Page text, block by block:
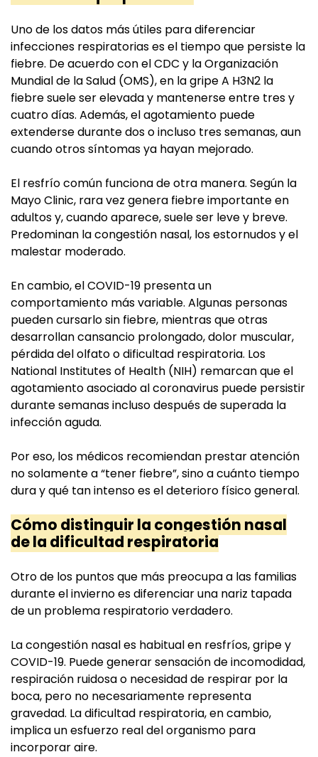
Uno de los datos más útiles para diferenciar
infecciones respiratorias es el tiempo que persiste la
fiebre. De acuerdo con el CDC y la Organización
Mundial de la Salud (OMS), en la gripe A H3N2 la
fiebre suele ser elevada y mantenerse entre tres y
cuatro días. Además, el agotamiento puede
extenderse durante dos o incluso tres semanas, aun
cuando otros síntomas ya hayan mejorado.
El resfrío común funciona de otra manera. Según la
Mayo Clinic, rara vez genera fiebre importante en
adultos y, cuando aparece, suele ser leve y breve.
Predominan la congestión nasal, los estornudos y el
malestar moderado.
En cambio, el COVID-19 presenta un
comportamiento más variable. Algunas personas
pueden cursarlo sin fiebre, mientras que otras
desarrollan cansancio prolongado, dolor muscular,
pérdida del olfato o dificultad respiratoria. Los
National Institutes of Health (NIH) remarcan que el
agotamiento asociado al coronavirus puede persistir
durante semanas incluso después de superada la
infección aguda.
Por eso, los médicos recomiendan prestar atención
no solamente a “tener fiebre”, sino a cuánto tiempo
dura y qué tan intenso es el deterioro físico general.
Cómo distinguir la congestión nasal
de la dificultad respiratoria
Otro de los puntos que más preocupa a las familias
durante el invierno es diferenciar una nariz tapada
de un problema respiratorio verdadero.
La congestión nasal es habitual en resfríos, gripe y
COVID-19. Puede generar sensación de incomodidad,
respiración ruidosa o necesidad de respirar por la
boca, pero no necesariamente representa
gravedad. La dificultad respiratoria, en cambio,
implica un esfuerzo real del organismo para
incorporar aire.